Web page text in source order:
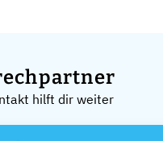
hilft dir weiter